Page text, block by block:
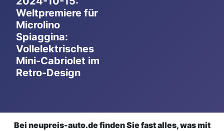
Weltpremiere für
Microlino
Spiaggina:
Vollelektrisches
Mini-Cabriolet im
Retro-Design
Bei neupreis-auto.de finden Sie fast alles, was mit